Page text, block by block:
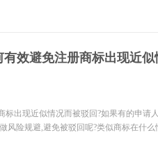
有效避免注册商标出现近
标出现近似情况而被驳回?如果有的申请
风险规避,避免被驳回呢?类似商标在什